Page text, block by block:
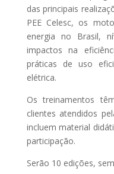
das principais
PEE Celesc, os
energia no Brasil,
impactos na
práticas de uso
elétrica.
Os treinamentos
clientes atendidos
incluem material
participação.
Serão 10 edições,